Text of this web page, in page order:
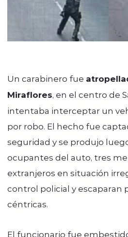
Un carabinero fue
Miraflores, en el centro de
intentaba interceptar un
por robo. El hecho fue
seguridad y se produjo
ocupantes del auto, tres
extranjeros en situación
control policial y escaparan
céntricas.
El funcionario fue